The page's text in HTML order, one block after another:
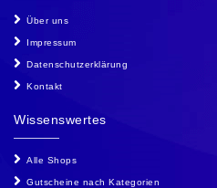
Über uns
Impressum
Datenschutzerklärung
Kontakt
Wissenswertes
Alle Shops
Gutscheine nach Kategorien